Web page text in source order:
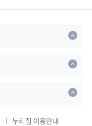
누리집 이용안내